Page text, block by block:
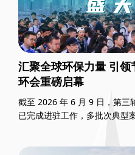
汇聚全球环保力量 引
环会重磅启幕
截至 2026 年 6 月 9 日，第三
已完成进驻工作，多批次典型